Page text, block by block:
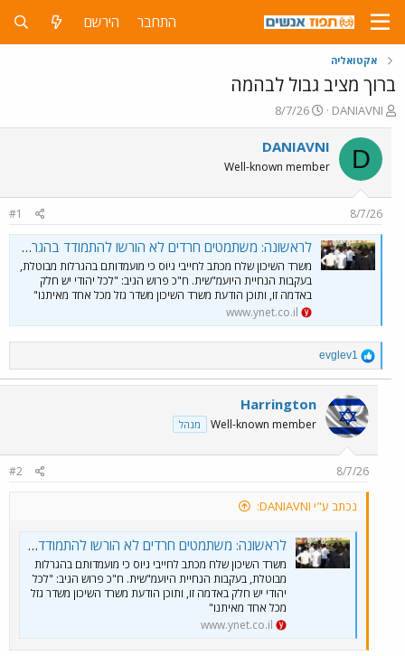
התחבר הירשם
אקטואליה
ברוך מציב גבול לבהמה
פ
ו
ת
ח
ה
ו
ש
א
DANIAVNI
פ
ו
ר
ם
ר
י
ך
8/7/26
D
DANIAVNI
Well-known member
8/7/26
#1
לראשונה: משתמטים חרדים לא הורשו להתמודד בהגרלות "מחיר למשתכן"
משרד השיכון שלח מכתב לחייבי גיוס כי מועמדותם בהגרלות מבוטלת,
בעקבות הנחיית היועמ"שית. ח"כ פרוש הגיב: "לכל יהודי יש חלק
באדמה זו, ותוכן הודעת משרד השיכון משדר גזל מכל אחד מאיתנו"
www.ynet.co.il
R
e
a
c
t
i
o
n
s
evglev1
Harrington
Well-known member מנהל
8/7/26
#2
נכתב ע"י DANIAVNI:
לראשונה: משתמטים חרדים לא הורשו להתמודד בהגרלות "מחיר למשתכן"
משרד השיכון שלח מכתב לחייבי גיוס כי מועמדותם בהגרלות
מבוטלת, בעקבות הנחיית היועמ"שית. ח"כ פרוש הגיב: "לכל
יהודי יש חלק באדמה זו, ותוכן הודעת משרד השיכון משדר גזל
מכל אחד מאיתנו"
www.ynet.co.il